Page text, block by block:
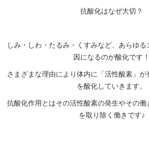
抗酸化はなぜ大切？
しみ・しわ・たるみ・くすみなど、あらゆ
因になるのが酸化です！
さまざまな理由により体内に「活性酸素」
を酸化していきます。
抗酸化作用とはその活性酸素の発生やその
を取り除く働きです♪